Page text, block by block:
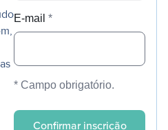
E-mail *
* Campo obrigatório.